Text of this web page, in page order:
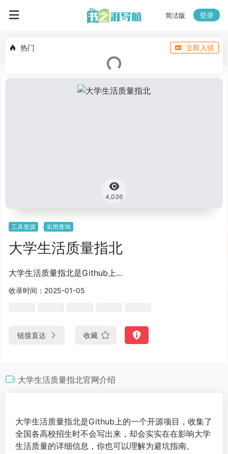
简洁版 登录
热门 立即入驻
4,036
工具资源 实用查询
大学生活质量指北
大学生活质量指北是Github上...
收录时间：2025-01-05
链接直达 收藏
大学生活质量指北官网介绍
大学生活质量指北是Github上的一个开源项目，收集了
全国各高校招生时不会写出来，却会实实在在影响大学
生活质量的详细信息，你也可以理解为避坑指南。